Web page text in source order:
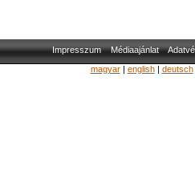
Impresszum Médiaajánlat
magyar| english| deutsch